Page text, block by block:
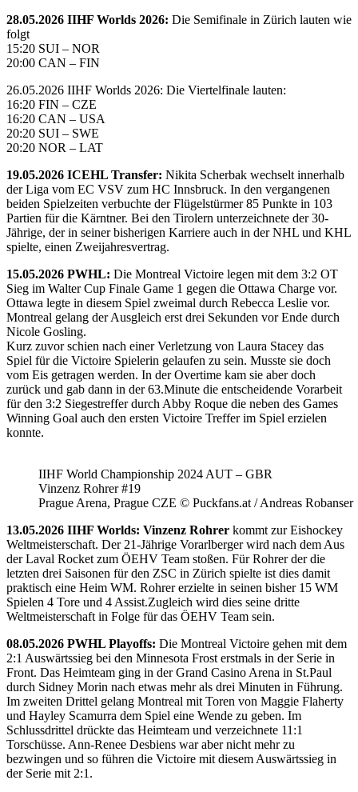
28.05.2026 IIHF Worlds 2026: Die Semifinale in Zürich lauten wie
folgt
15:20 SUI – NOR
20:00 CAN – FIN
26.05.2026 IIHF Worlds 2026: Die Viertelfinale lauten:
16:20 FIN – CZE
16:20 CAN – USA
20:20 SUI – SWE
20:20 NOR – LAT
19.05.2026 ICEHL Transfer: Nikita Scherbak wechselt innerhalb
der Liga vom EC VSV zum HC Innsbruck. In den vergangenen
beiden Spielzeiten verbuchte der Flügelstürmer 85 Punkte in 103
Partien für die Kärntner. Bei den Tirolern unterzeichnete der 30-
Jährige, der in seiner bisherigen Karriere auch in der NHL und KHL
spielte, einen Zweijahresvertrag.
15.05.2026 PWHL: Die Montreal Victoire legen mit dem 3:2 OT
Sieg im Walter Cup Finale Game 1 gegen die Ottawa Charge vor.
Ottawa legte in diesem Spiel zweimal durch Rebecca Leslie vor.
Montreal gelang der Ausgleich erst drei Sekunden vor Ende durch
Nicole Gosling.
Kurz zuvor schien nach einer Verletzung von Laura Stacey das
Spiel für die Victoire Spielerin gelaufen zu sein. Musste sie doch
vom Eis getragen werden. In der Overtime kam sie aber doch
zurück und gab dann in der 63.Minute die entscheidende Vorarbeit
für den 3:2 Siegestreffer durch Abby Roque die neben des Games
Winning Goal auch den ersten Victoire Treffer im Spiel erzielen
konnte.
IIHF World Championship 2024 AUT – GBR
Vinzenz Rohrer #19
Prague Arena, Prague CZE © Puckfans.at / Andreas Robanser
13.05.2026 IIHF Worlds: Vinzenz Rohrer kommt zur Eishockey
Weltmeisterschaft. Der 21-Jährige Vorarlberger wird nach dem Aus
der Laval Rocket zum ÖEHV Team stoßen. Für Rohrer der die
letzten drei Saisonen für den ZSC in Zürich spielte ist dies damit
praktisch eine Heim WM. Rohrer erzielte in seinen bisher 15 WM
Spielen 4 Tore und 4 Assist.Zugleich wird dies seine dritte
Weltmeisterschaft in Folge für das ÖEHV Team sein.
08.05.2026 PWHL Playoffs: Die Montreal Victoire gehen mit dem
2:1 Auswärtssieg bei den Minnesota Frost erstmals in der Serie in
Front. Das Heimteam ging in der Grand Casino Arena in St.Paul
durch Sidney Morin nach etwas mehr als drei Minuten in Führung.
Im zweiten Drittel gelang Montreal mit Toren von Maggie Flaherty
und Hayley Scamurra dem Spiel eine Wende zu geben. Im
Schlussdrittel drückte das Heimteam und verzeichnete 11:1
Torschüsse. Ann-Renee Desbiens war aber nicht mehr zu
bezwingen und so führen die Victoire mit diesem Auswärtssieg in
der Serie mit 2:1.